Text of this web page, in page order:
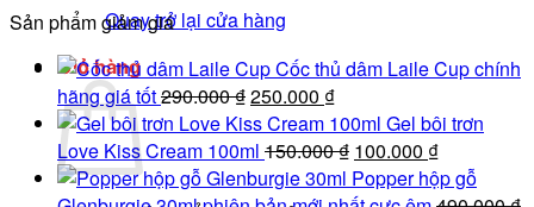
Quay trở lại cửa hàng
Giỏ hàng
Sản phẩm giảm giá
Cốc thủ dâm Laile Cup chính
hãng giá tốt290.000₫Giá
gốc
là:
290.000 ₫.
250.000 ₫Giá
hiện
tại
là:
Gel bôi trơn
Love Kiss Cream 100ml 150.000₫ Giá
gốc
100.000 ₫Giá
hiện
Popper hộp gỗ